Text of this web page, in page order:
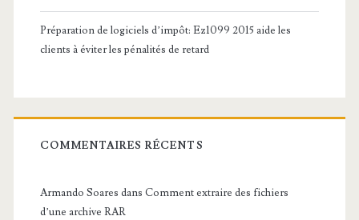
Préparation de logiciels d’impôt: Ez1099 2015 aide les
clients à éviter les pénalités de retard
COMMENTAIRES RÉCENTS
Armando Soares dans Comment extraire des fichiers
d’une archive RAR